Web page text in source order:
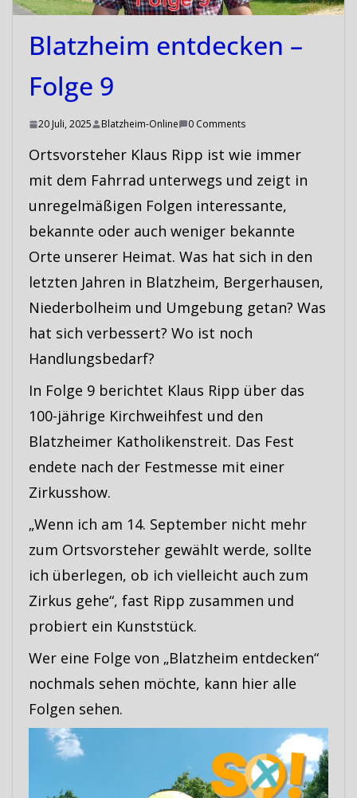
Blatzheim entdecken –
Folge 9
20 Juli, 2025 Blatzheim-Online 0 Comments
Ortsvorsteher Klaus Ripp ist wie immer
mit dem Fahrrad unterwegs und zeigt in
unregelmäßigen Folgen interessante,
bekannte oder auch weniger bekannte
Orte unserer Heimat. Was hat sich in den
letzten Jahren in Blatzheim, Bergerhausen,
Niederbolheim und Umgebung getan? Was
hat sich verbessert? Wo ist noch
Handlungsbedarf?
In Folge 9 berichtet Klaus Ripp über das
100-jährige Kirchweihfest und den
Blatzheimer Katholikenstreit. Das Fest
endete nach der Festmesse mit einer
Zirkusshow.
„Wenn ich am 14. September nicht mehr
zum Ortsvorsteher gewählt werde, sollte
ich überlegen, ob ich vielleicht auch zum
Zirkus gehe“, fast Ripp zusammen und
probiert ein Kunststück.
Wer eine Folge von „Blatzheim entdecken“
nochmals sehen möchte, kann hier alle
Folgen sehen.
Video-
Player